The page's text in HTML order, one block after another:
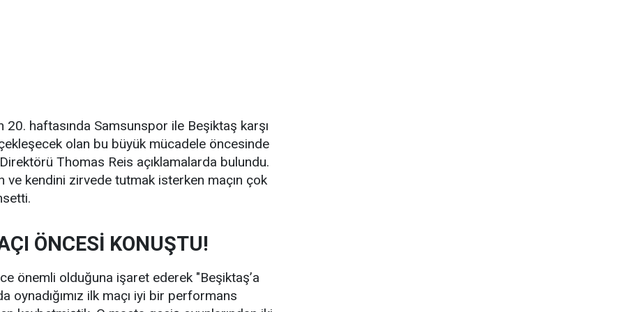
haftasında Samsunspor ile Beşiktaş karşı
olan bu büyük mücadele öncesinde
Thomas Reis açıklamalarda bulundu.
ve kendini zirvede tutmak isterken maçın çok
ÖNCESİ KONUŞTU!
önemli olduğuna işaret ederek "Beşiktaş’a
oynadığımız ilk maçı iyi bir performans